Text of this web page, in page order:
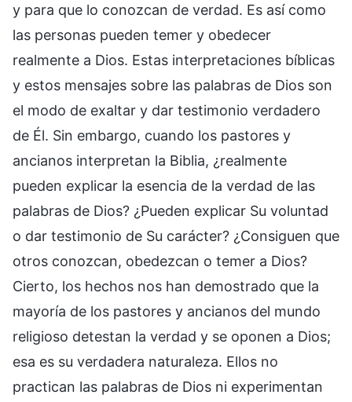
y para que lo conozcan de verdad. Es así como
las personas pueden temer y obedecer
realmente a Dios. Estas interpretaciones bíblicas
y estos mensajes sobre las palabras de Dios son
el modo de exaltar y dar testimonio verdadero
de Él. Sin embargo, cuando los pastores y
ancianos interpretan la Biblia, ¿realmente
pueden explicar la esencia de la verdad de las
palabras de Dios? ¿Pueden explicar Su voluntad
o dar testimonio de Su carácter? ¿Consiguen que
otros conozcan, obedezcan o temer a Dios?
Cierto, los hechos nos han demostrado que la
mayoría de los pastores y ancianos del mundo
religioso detestan la verdad y se oponen a Dios;
esa es su verdadera naturaleza. Ellos no
practican las palabras de Dios ni experimentan